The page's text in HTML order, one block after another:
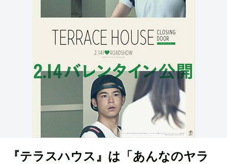
『テラスハウス』は「あんなのヤラ